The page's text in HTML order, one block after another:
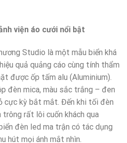
viện áo cưới nổi bật
Studio là một mẫu biển khá
quả quảng cáo cùng tính thẩm
được ốp tấm alu (Aluminium).
đèn mica, màu sắc trắng – đen
cực kỳ bắt mắt. Đến khi tối đèn
rất lôi cuốn khách qua
đèn led ma trận có tác dụng
hút mọi ánh mắt nhìn.